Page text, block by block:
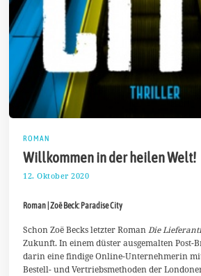
ROMAN
Willkommen in der heilen Welt!
12. Oktober 2020
O
t
b
e
r
Roman | Zoë Beck: Paradise City
Schon Zoë Becks letzter RomanDie
Zukunft. In einem düster ausgemalten Post-
darin eine findige Online-Unternehmerin
Bestell- und Vertriebsmethoden der